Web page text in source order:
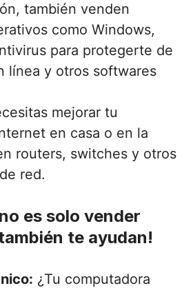
también venden
como Windows,
para protegerte de
línea y otros softwares
mejorar tu
en casa o en la
routers, switches y otros
red.
es solo vender
te ayudan!
¿Tu computadora